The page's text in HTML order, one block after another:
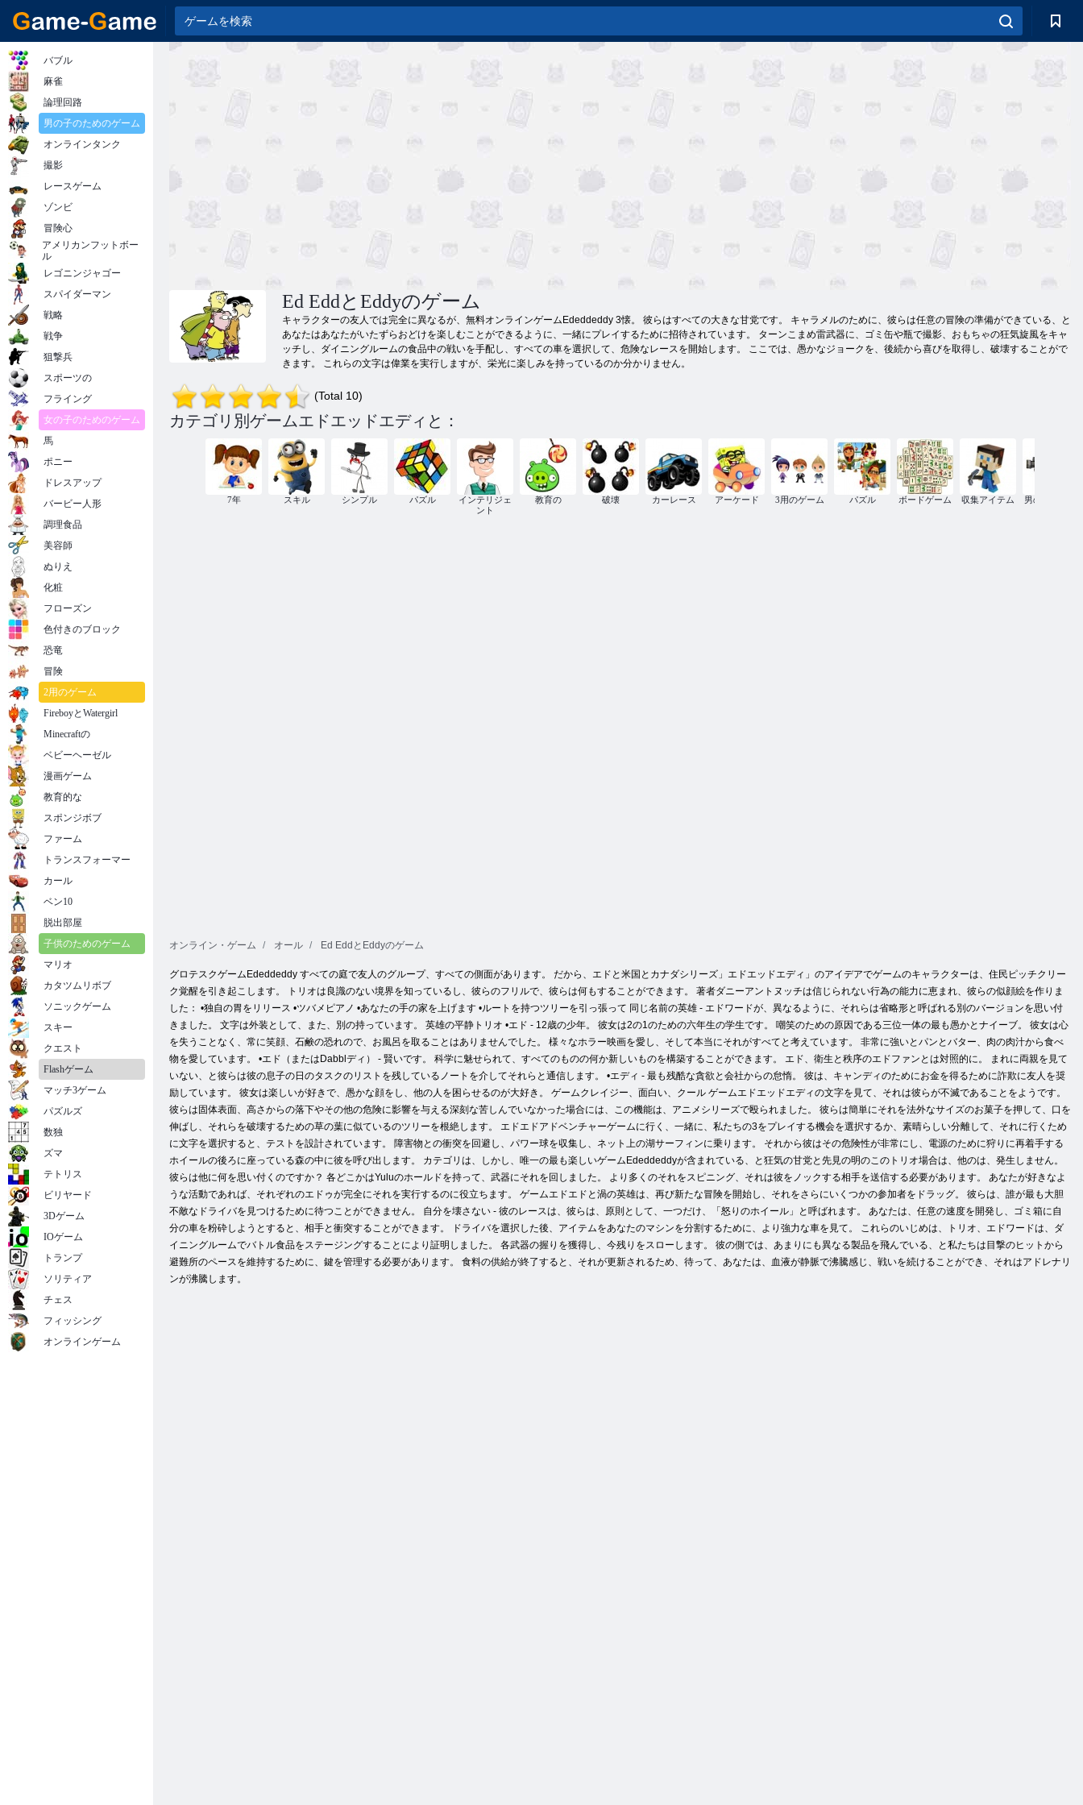
Ed EddとEddyのゲーム
キャラクターの友人では完全に異なるが、無料オンラインゲームEdeddeddy 3懐。 彼らはすべての大きな甘党です。 キャラメルのために、彼らは任意の冒険の準備ができている、と
あなたはあなたがいたずらおどけを楽しむことができるように、一緒にプレイするために招待されています。 ターンこまめ雷武器に、ゴミ缶や瓶で撮影、おもちゃの狂気旋風をキャ
ッチし、ダイニングルームの食品中の戦いを手配し、すべての車を選択して、危険なレースを開始します。 ここでは、愚かなジョークを、後続から喜びを取得し、破壊することがで
きます。 これらの文字は偉業を実行しますが、栄光に楽しみを持っているのか分かりません。
(Total 10)
カテゴリ別ゲームエドエッドエディと：
7年 スキル シンプル パズル
インテリジェ
ント
教育の 破壊 カーレース アーケード 3用のゲーム パズル ボードゲーム 収集アイテム
男の子のため
オンライン・ゲーム オール Ed EddとEddyのゲーム
グロテスクゲームEdeddeddy すべての庭で友人のグループ、すべての側面があります。 だから、エドと米国とカナダシリーズ」エドエッドエディ」のアイデアでゲームのキャラクターは、住民ピッチクリー
ク覚醒を引き起こします。 トリオは良識のない境界を知っているし、彼らのフリルで、彼らは何もすることができます。 著者ダニーアントヌッチは信じられない行為の能力に恵まれ、彼らの似顔絵を作りま
した： •独自の胃をリリース •ツバメピアノ •あなたの手の家を上げます •ルートを持つツリーを引っ張って 同じ名前の英雄 - エドワードが、異なるように、それらは省略形と呼ばれる別のバージョンを思い付
きました。 文字は外装として、また、別の持っています。 英雄の平静トリオ •エド - 12歳の少年。 彼女は2の1のための六年生の学生です。 嘲笑のための原因である三位一体の最も愚かとナイーブ。 彼女は心
を失うことなく、常に笑顔、石鹸の恐れので、お風呂を取ることはありませんでした。 様々なホラー映画を愛し、そして本当にそれがすべてと考えています。 非常に強いとパンとバター、肉の肉汁から食べ
物を愛しています。 •エド（またはDabblディ） - 賢いです。 科学に魅せられて、すべてのものの何か新しいものを構築することができます。 エド、衛生と秩序のエドファンとは対照的に。 まれに両親を見て
いない、と彼らは彼の息子の日のタスクのリストを残しているノートを介してそれらと通信します。 •エディ - 最も残酷な貪欲と会社からの怠惰。 彼は、キャンディのためにお金を得るために詐欺に友人を奨
励しています。 彼女は楽しいが好きで、愚かな顔をし、他の人を困らせるのが大好き。 ゲームクレイジー、面白い、クール ゲームエドエッドエディの文字を見て、それは彼らが不滅であることをようです。
彼らは固体表面、高さからの落下やその他の危険に影響を与える深刻な苦しんでいなかった場合には、この機能は、アニメシリーズで殴られました。 彼らは簡単にそれを法外なサイズのお菓子を押して、口を
伸ばし、それらを破壊するための草の葉に似ているのツリーを根絶します。 エドエドアドベンチャーゲームに行く、一緒に、私たちの3をプレイする機会を選択するか、素晴らしい分離して、それに行くため
に文字を選択すると、テストを設計されています。 障害物との衝突を回避し、パワー球を収集し、ネット上の湖サーフィンに乗ります。 それから彼はその危険性が非常にし、電源のために狩りに再着手する
ホイール​​の後ろに座っている森の中に彼を呼び出します。 カテゴリは、しかし、唯一の最も楽しいゲームEdeddeddyが含まれている、と狂気の甘党と先見の明のこのトリオ場合は、他のは、発生しません。
彼らは他に何を思い付くのですか？ 各どこかはYuluのホールドを持って、武器にそれを回しました。 より多くのそれをスピニング、それは彼をノックする相手を送信する必要があります。 あなたが好きなよ
うな活動であれば、それぞれのエドゥが完全にそれを実行するのに役立ちます。 ゲームエドエドと渦の英雄は、再び新たな冒険を開始し、それをさらにいくつかの参加者をドラッグ。 彼らは、誰が最も大胆
不敵なドライバを見つけるために待つことができません。 自分を壊さない - 彼のレースは、彼らは、原則として、一つだけ、「怒りのホイール」と呼ばれます。 あなたは、任意の速度を開発し、ゴミ箱に自
分の車を粉砕しようとすると、相手と衝突することができます。 ドライバを選択した後、アイテムをあなたのマシンを分割するために、より強力な車を見て。 これらのいじめは、トリオ、エドワードは、ダ
イニングルームでバトル食品をステージングすることにより証明しました。 各武器の握りを獲得し、今残りをスローします。 彼の側では、あまりにも異なる製品を飛んでいる、と私たちは目撃のヒットから
避難所のペースを維持するために、鍵を管理する必要があります。 食料の供給が終了すると、それが更新されるため、待って、あなたは、血液が静脈で沸騰感じ、戦いを続けることができ、それはアドレナリ
ンが沸騰します。
バブル
麻雀
論理回路
男の子のためのゲーム
オンラインタンク
撮影
レースゲーム
ゾンビ
冒険心
アメリカンフットボー
ル
レゴニンジャゴー
スパイダーマン
戦略
戦争
狙撃兵
スポーツの
フライング
女の子のためのゲーム
馬
ポニー
ドレスアップ
バービー人形
調理食品
美容師
ぬりえ
化粧
フローズン
色付きのブロック
恐竜
冒険
2用のゲーム
FireboyとWatergirl
Minecraftの
ベビーヘーゼル
漫画ゲーム
教育的な
スポンジボブ
ファーム
トランスフォーマー
カール
ベン10
脱出部屋
子供のためのゲーム
マリオ
カタツムリボブ
ソニックゲーム
スキー
クエスト
Flashゲーム
マッチ3ゲーム
パズルズ
数独
ズマ
テトリス
ビリヤード
3Dゲーム
IOゲーム
トランプ
ソリティア
チェス
フィッシング
オンラインゲーム